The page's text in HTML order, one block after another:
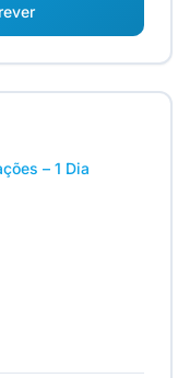
– 1 Dia